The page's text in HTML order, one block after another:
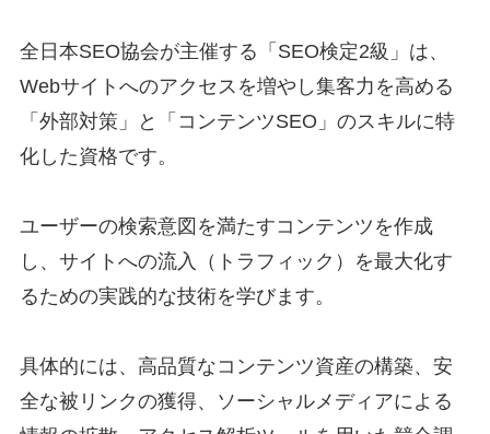
全日本SEO協会が主催する「SEO検定2級」は、
Webサイトへのアクセスを増やし集客力を高める
「外部対策」と「コンテンツSEO」のスキルに特
化した資格です。
ユーザーの検索意図を満たすコンテンツを作成
し、サイトへの流入（トラフィック）を最大化す
るための実践的な技術を学びます。
具体的には、高品質なコンテンツ資産の構築、安
全な被リンクの獲得、ソーシャルメディアによる